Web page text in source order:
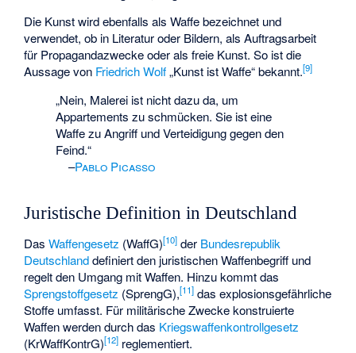
Die Kunst wird ebenfalls als Waffe bezeichnet und
verwendet, ob in Literatur oder Bildern, als Auftragsarbeit
für Propagandazwecke oder als freie Kunst. So ist die
Aussage von Friedrich Wolf„Kunst ist Waffe“ bekannt.[9]
„Nein, Malerei ist nicht dazu da, um
Appartements zu schmücken. Sie ist eine
Waffe zu Angriff und Verteidigung gegen den
Feind.“
–Pablo Picasso
Juristische Definition in Deutschland
DasWaffengesetz (WaffG)[10] der Bundesrepublik
Deutschlanddefiniert den juristischen Waffenbegriff und
regelt den Umgang mit Waffen. Hinzu kommt das
Sprengstoffgesetz (SprengG),[11] das explosionsgefährliche
Stoffe umfasst. Für militärische Zwecke konstruierte
Waffen werden durch das Kriegswaffenkontrollgesetz
(KrWaffKontrG)[12] reglementiert.